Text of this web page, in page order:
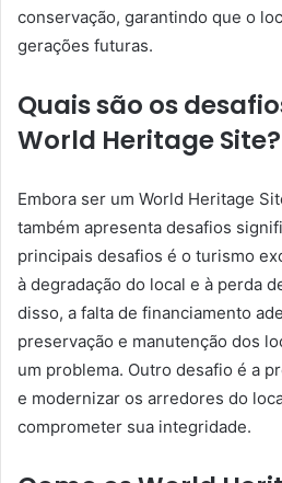
conservação, garantindo que o
gerações futuras.
Quais são os
World Heritage Site?
Embora ser um World Heritage
também apresenta desafios
principais desafios é o turismo
à degradação do local e à perda
disso, a falta de financiamento
preservação e manutenção dos
um problema. Outro desafio é a
e modernizar os arredores do
comprometer sua integridade.